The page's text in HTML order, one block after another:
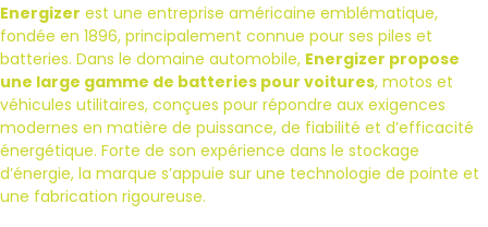
Energizer est une entreprise américaine emblématique,
fondée en 1896, principalement connue pour ses piles et
batteries. Dans le domaine automobile, Energizer propose
une large gamme de batteries pour voitures, motos et
véhicules utilitaires, conçues pour répondre aux exigences
modernes en matière de puissance, de fiabilité et d’efficacité
énergétique. Forte de son expérience dans le stockage
d’énergie, la marque s’appuie sur une technologie de pointe et
une fabrication rigoureuse.